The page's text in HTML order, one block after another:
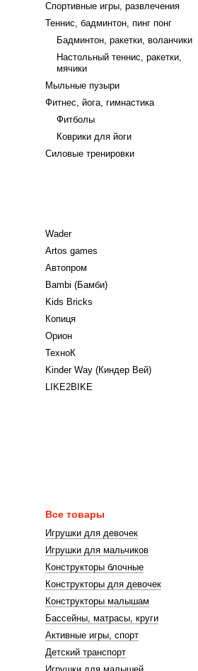
Спортивные игры, развлечения
Теннис, бадминтон, пинг понг
Бадминтон, ракетки, воланчики
Настольный теннис, ракетки,
мячики
Мыльные пузыри
Фитнес, йога, гимнастика
Фитболы
Коврики для йоги
Силовые тренировки
Wader
Artos games
Автопром
Bambi (Бамби)
Kids Bricks
Копиця
Орион
ТехноК
Kinder Way (Киндер Вей)
LIKE2BIKE
Все товары
Игрушки для девочек
Игрушки для мальчиков
Конструкторы блочные
Конструкторы для девочек
Конструкторы малышам
Бассейны, матрасы, круги
Активные игры, спорт
Детский транспорт